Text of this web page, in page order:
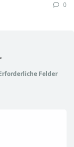
0
Felder